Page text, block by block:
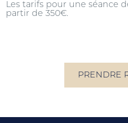
Les tarifs pour une séance
partir de 350€.
PRENDRE